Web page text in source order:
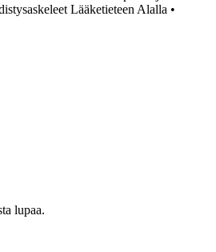
Lääketieteen Alalla •
lupaa.